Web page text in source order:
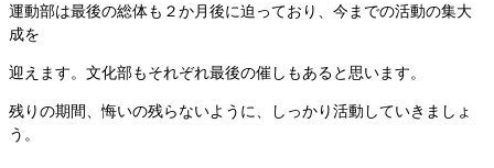
運動部は最後の総体も２か月後に迫っており、今までの活動の集大
成を
迎えます。文化部もそれぞれ最後の催しもあると思います。
残りの期間、悔いの残らないように、しっかり活動していきましょ
う。